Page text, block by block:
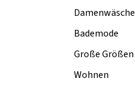
Damenwäsche
Bademode
Große Größen
Wohnen